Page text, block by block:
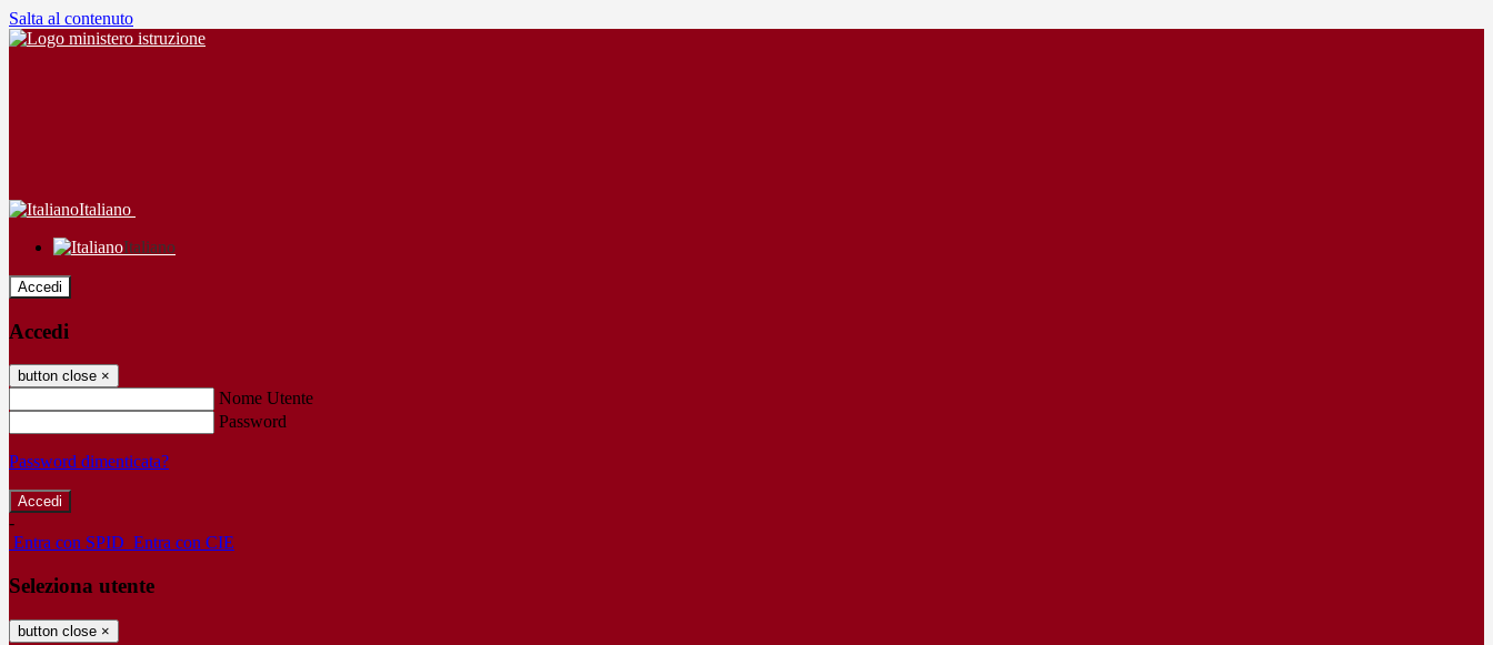
Salta al contenuto
Italiano
Italiano
Accedi
Accedi
button close ×
Nome Utente
Password
Password dimenticata?
-
Entra con SPID Entra con CIE
Seleziona utente
button close ×